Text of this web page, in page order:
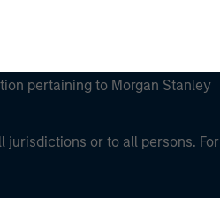
pertaining to Morgan Stanley
jurisdictions or to all persons. For